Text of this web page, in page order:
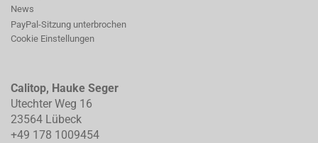
News
PayPal-Sitzung unterbrochen
Cookie Einstellungen
Calitop, Hauke Seger
Utechter Weg 16
23564 Lübeck
+49 178 1009454